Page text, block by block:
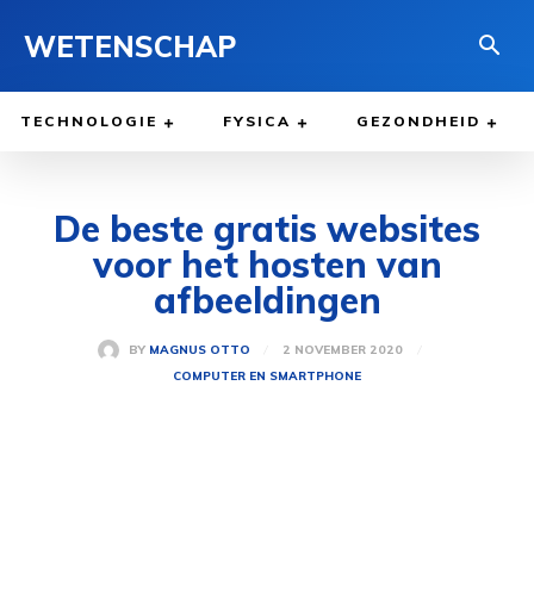
WETENSCHAP
TECHNOLOGIE FYSICA GEZONDHEID
De beste gratis websites
voor het hosten van
afbeeldingen
BY MAGNUS OTTO
2 NOVEMBER 2020
COMPUTER EN SMARTPHONE